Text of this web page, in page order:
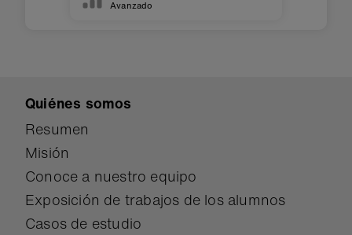
Avanzado
Quiénes somos
Resumen
Misión
Conoce a nuestro equipo
Exposición de trabajos de los alumnos
Casos de estudio